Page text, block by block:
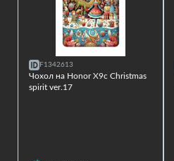
F1342613
Чохол на Honor X9c Christmas
spirit ver.17